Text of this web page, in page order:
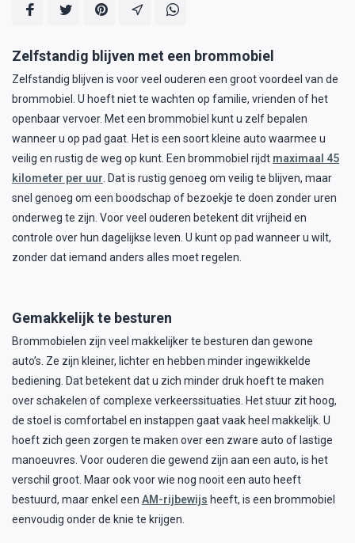
Zelfstandig blijven met een brommobiel
Zelfstandig blijven is voor veel ouderen een groot voordeel van de
brommobiel. U hoeft niet te wachten op familie, vrienden of het
openbaar vervoer. Met een brommobiel kunt u zelf bepalen
wanneer u op pad gaat. Het is een soort kleine auto waarmee u
veilig en rustig de weg op kunt. Een brommobiel rijdt maximaal 45
kilometer per uur. Dat is rustig genoeg om veilig te blijven, maar
snel genoeg om een boodschap of bezoekje te doen zonder uren
onderweg te zijn. Voor veel ouderen betekent dit vrijheid en
controle over hun dagelijkse leven. U kunt op pad wanneer u wilt,
zonder dat iemand anders alles moet regelen.
Gemakkelijk te besturen
Brommobielen zijn veel makkelijker te besturen dan gewone
auto’s. Ze zijn kleiner, lichter en hebben minder ingewikkelde
bediening. Dat betekent dat u zich minder druk hoeft te maken
over schakelen of complexe verkeerssituaties. Het stuur zit hoog,
de stoel is comfortabel en instappen gaat vaak heel makkelijk. U
hoeft zich geen zorgen te maken over een zware auto of lastige
manoeuvres. Voor ouderen die gewend zijn aan een auto, is het
verschil groot. Maar ook voor wie nog nooit een auto heeft
bestuurd, maar enkel een AM-rijbewijs heeft, is een brommobiel
eenvoudig onder de knie te krijgen.